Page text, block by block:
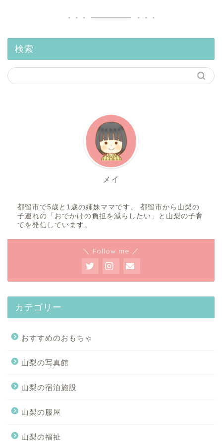
検索
メイ
都留市で5歳と1歳の姉妹ママです。 都留市から山梨の
子連れの「おでかけの負担を減らしたい」と山梨の子育
てを発信しています。
＼ Follow me ／
カテゴリー
おすすめのおもちゃ
山梨の写真館
山梨の宿泊施設
山梨の服屋
山梨の福祉